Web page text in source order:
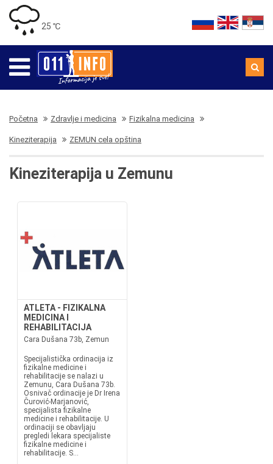
25 ℃
Početna Zdravlje i medicina Fizikalna medicina
Kineziterapija ZEMUN cela opština
Kineziterapija u Zemunu
ATLETA - FIZIKALNA
MEDICINA I
REHABILITACIJA
Cara Dušana 73b, Zemun
Specijalistička ordinacija iz
fizikalne medicine i
rehabilitacije se nalazi u
Zemunu, Cara Dušana 73b.
Osnivač ordinacije je Dr Irena
Čurović-Marjanović,
specijalista fizikalne
medicine i rehabilitacije. U
ordinaciji se obavljaju
pregledi lekara specijaliste
fizikalne medicine i
rehabilitacije. S...